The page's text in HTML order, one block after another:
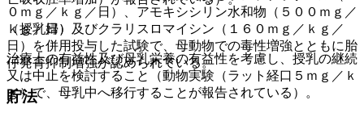
０ｍｇ／ｋｇ／日）、アモキシシリン水和物（５００ｍｇ／
ｋｇ／日）及びクラリスロマイシン（１６０ｍｇ／ｋｇ／
日）を併用投与した試験で、母動物での毒性増強とともに胎
仔発育抑制増強が認められている。
貯法
（授乳婦）
治療上の有益性及び母乳栄養の有益性を考慮し、授乳の継続
又は中止を検討すること（動物実験（ラット経口５ｍｇ／ｋ
ｇ）で、母乳中へ移行することが報告されている）。